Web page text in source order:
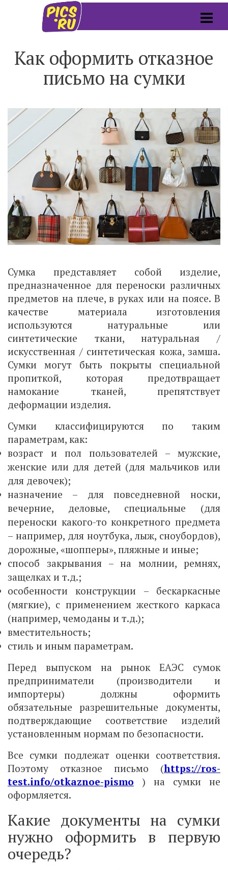
Как оформить отказное
письмо на сумки
Сумка представляет собой изделие,
предназначенное для переноски различных
предметов на плече, в руках или на поясе. В
качестве материала изготовления
используются натуральные или
синтетические ткани, натуральная /
искусственная / синтетическая кожа, замша.
Сумки могут быть покрыты специальной
пропиткой, которая предотвращает
намокание тканей, препятствует
деформации изделия.
Сумки классифицируются по таким
параметрам, как:
возраст и пол пользователей – мужские,
женские или для детей (для мальчиков или
для девочек);
назначение – для повседневной носки,
вечерние, деловые, специальные (для
переноски какого-то конкретного предмета
– например, для ноутбука, лыж, сноубордов),
дорожные, «шопперы», пляжные и иные;
способ закрывания – на молнии, ремнях,
защелках и т.д.;
особенности конструкции – бескаркасные
(мягкие), с применением жесткого каркаса
(например, чемоданы и т.д.);
вместительность;
стиль и иным параметрам.
Перед выпуском на рынок ЕАЭС сумок
предприниматели (производители и
импортеры) должны оформить
обязательные разрешительные документы,
подтверждающие соответствие изделий
установленным нормам по безопасности.
Все сумки подлежат оценки соответствия.
Поэтому отказное письмо (https://ros-
test.info/otkaznoe-pismo ) на сумки не
оформляется.
Какие документы на сумки
нужно оформить в первую
очередь?